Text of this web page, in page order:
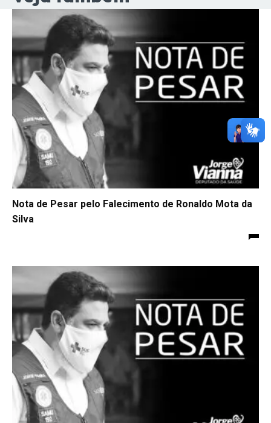
Nota de Pesar pelo Falecimento de Ronaldo Mota da
Silva